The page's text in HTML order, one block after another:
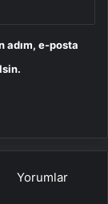
adım, e-posta
Yorumlar